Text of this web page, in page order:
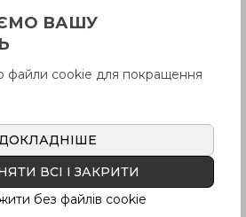
ВАШУ
файли cookie для покращення
ВСІ І ЗАКРИТИ
без файлів cookie